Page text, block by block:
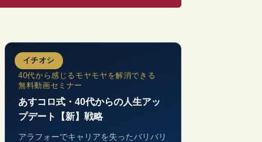
イチオシ
40代から感じるモヤモヤを解消できる
無料動画セミナー
あすコロ式・40代からの人生アッ
プデート【新】戦略
アラフォーでキャリアを失ったバリバリ